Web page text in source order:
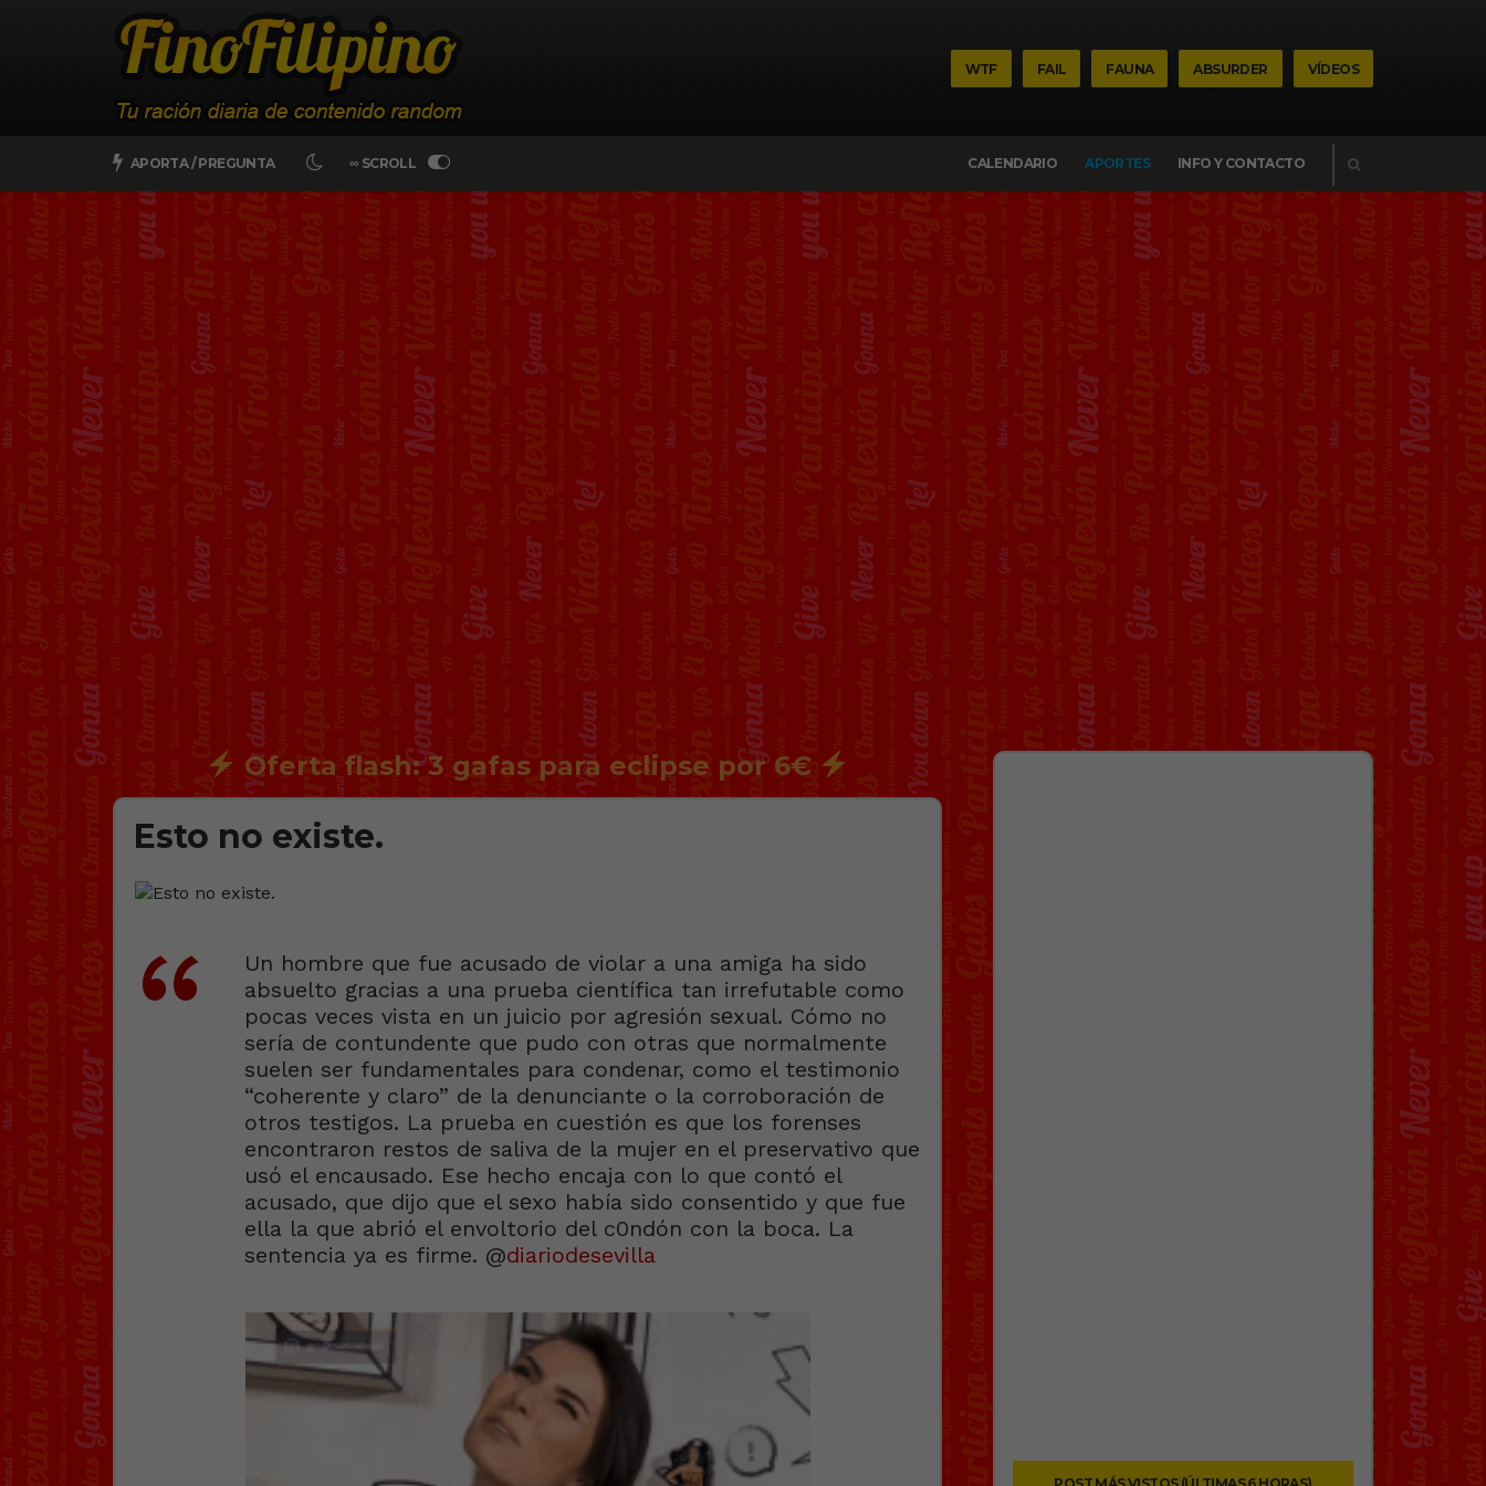
WTF FAIL FAUNA ABSURDER VÍDEOS
APORTA / PREGUNTA ∞ SCROLL
BUSCAR
CALENDARIO
APORTES INFO Y CONTACTO
Oferta flash: 3 gafas para eclipse por 6€
Esto no existe.
Un hombre que fue acusado de violar a una amiga ha sido
absuelto gracias a una prueba científica tan irrefutable como
pocas veces vista en un juicio por agresión sеxual. Cómo no
sería de contundente que pudo con otras que normalmente
suelen ser fundamentales para condenar, como el testimonio
“coherente y claro” de la denunciante o la corroboración de
otros testigos. La prueba en cuestión es que los forenses
encontraron restos de saliva de la mujer en el preservativo que
usó el encausado. Ese hecho encaja con lo que contó el
acusado, que dijo que el sеxo había sido consentido y que fue
ella la que abrió el envoltorio del c0ndón con la boca. La
sentencia ya es firme. @diariodesevilla